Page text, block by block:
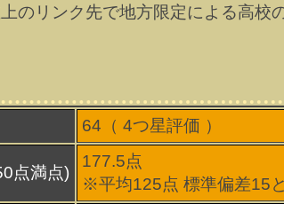
のリンク先で地方限定による高
64（ 4つ星評価 ）
点満点)
177.5点
※平均125点 標準偏差15